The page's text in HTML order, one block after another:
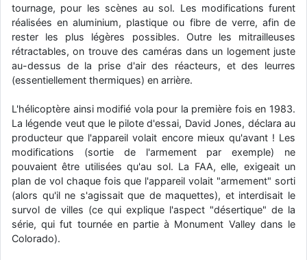
tout voir
tournage, pour les scènes au sol. Les modifications furent
réalisées en aluminium, plastique ou fibre de verre, afin de
rester les plus légères possibles. Outre les mitrailleuses
rétractables, on trouve des caméras dans un logement juste
au-dessus de la prise d'air des réacteurs, et des leurres
(essentiellement thermiques) en arrière.
L'hélicoptère ainsi modifié vola pour la première fois en 1983.
La légende veut que le pilote d'essai, David Jones, déclara au
producteur que l'appareil volait encore mieux qu'avant ! Les
modifications (sortie de l'armement par exemple) ne
pouvaient être utilisées qu'au sol. La FAA, elle, exigeait un
plan de vol chaque fois que l'appareil volait "armement" sorti
(alors qu'il ne s'agissait que de maquettes), et interdisait le
survol de villes (ce qui explique l'aspect "désertique" de la
série, qui fut tournée en partie à Monument Valley dans le
Colorado).